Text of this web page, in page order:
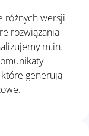
różnych wersji
rozwiązania
m.in.
generują